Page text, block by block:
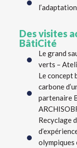
Des visites
BâtiCité
Le grand
verts –
Le concept
carbone
partenaire
Recyclage